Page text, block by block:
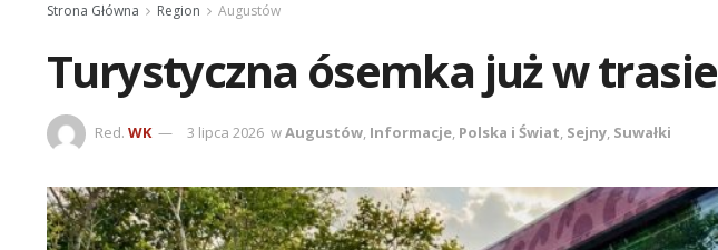
Strona Główna Region Augustów
Turystyczna ósemka już w trasie
Red. WK 3 lipca 2026 wAugustów, Informacje, Polska i Świat, Sejny, Suwałki